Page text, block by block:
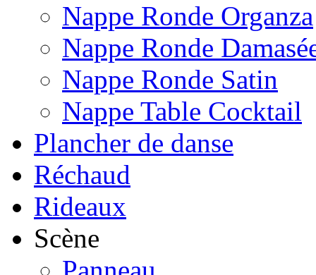
Nappe Ronde Organza
Nappe Ronde
Nappe Ronde Satin
Nappe Table Cocktail
Plancher de danse
Réchaud
Rideaux
Scène